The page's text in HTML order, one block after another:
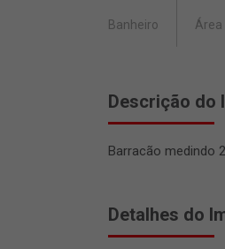
Banheiro Área
Descrição do
Barracão medindo
Detalhes do